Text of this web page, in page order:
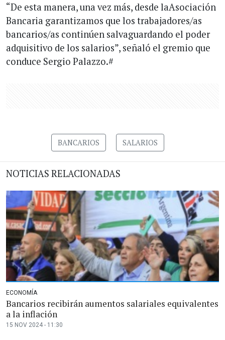
“De esta manera, una vez más, desde laAsociación
Bancaria garantizamos que los trabajadores/as
bancarios/as continúen salvaguardando el poder
adquisitivo de los salarios”, señaló el gremio que
conduce Sergio Palazzo.#
BANCARIOS SALARIOS
NOTICIAS RELACIONADAS
ECONOMÍA
Bancarios recibirán aumentos salariales equivalentes
a la inflación
15 NOV 2024 - 11:30